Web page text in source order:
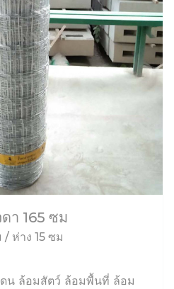
า 165 ซม
/ ห่าง 15 ซม
น ล้อมสัตว์ ล้อมพื้นที่ ล้อม